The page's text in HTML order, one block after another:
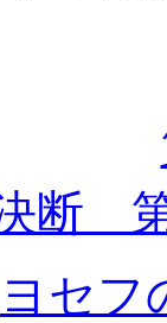
断
ヨセフ